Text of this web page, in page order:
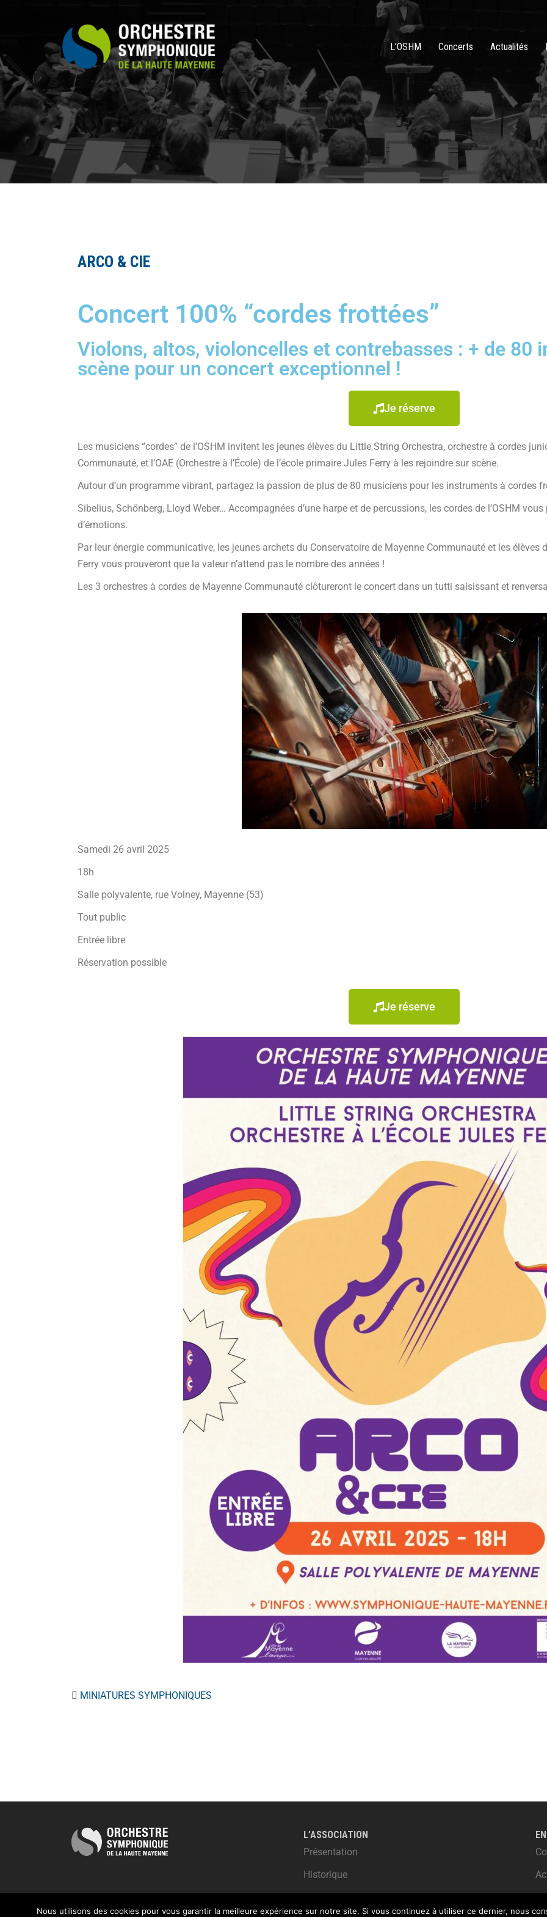
L’OSHM Concerts Actualités
ARCO & CIE
Concert 100% “cordes frottées”
Violons, altos, violoncelles et contrebasses : + de 80
scène pour un concert exceptionnel !
Je réserve
Les musiciens “cordes” de l’OSHM invitent les jeunes élèves du Little String Orchestra, orchestre à cordes
Communauté, et l’OAE (Orchestre à l’École) de l’école primaire Jules Ferry à les rejoindre sur scène.
Autour d’un programme vibrant, partagez la passion de plus de 80 musiciens pour les instruments à cordes
Sibelius, Schönberg, Lloyd Weber… Accompagnées d’une harpe et de percussions, les cordes de l’OSHM
d’émotions.
Par leur énergie communicative, les jeunes archets du Conservatoire de Mayenne Communauté et les élèves
Ferry vous prouveront que la valeur n’attend pas le nombre des années !
Les 3 orchestres à cordes de Mayenne Communauté clôtureront le concert dans un tutti saisissant et
Samedi 26 avril 2025
18h
Salle polyvalente, rue Volney, Mayenne (53)
Tout public
Entrée libre
Réservation possible
Je réserve
MINIATURES SYMPHONIQUES
L’ASSOCIATION
Présentation
Historique
Nous utilisons des cookies pour vous garantir la meilleure expérience sur notre site. Si vous continuez à utiliser ce dernier, nous